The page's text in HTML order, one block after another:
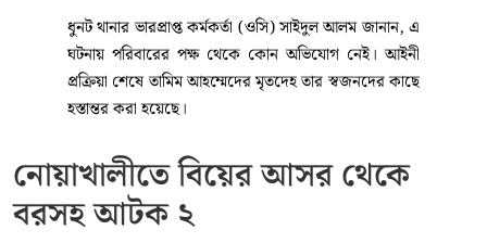
ধুনট থানার ভারপ্রাপ্ত কর্মকর্তা (ওসি) সাইদুল আলম জানান, এ
ঘটনায় পরিবারের পক্ষ থেকে কোন অভিযোগ নেই। আইনী
প্রক্রিয়া শেষে তামিম আহম্মেদের মৃতদেহ তার স্বজনদের কাছে
হস্তান্তর করা হয়েছে।
নোয়াখালীতে বিয়ের আসর থেকে
বরসহ আটক ২